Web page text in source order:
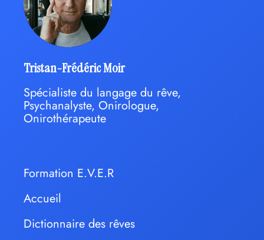
Tristan-Frédéric Moir
Spécialiste du langage du rêve,
Psychanalyste, Onirologue,
Onirothérapeute
Formation E.V.E.R
Accueil
Dictionnaire des rêves